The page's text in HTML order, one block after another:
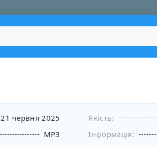
21 червня 2025 Якість:
MP3 Інформація: